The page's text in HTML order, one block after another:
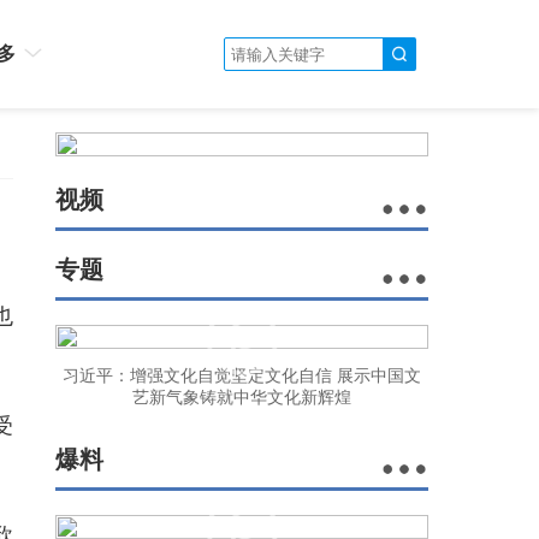
视频
专题
习近平：增强文化自觉坚定文化自信 展示中国文
艺新气象铸就中华文化新辉煌
爆料